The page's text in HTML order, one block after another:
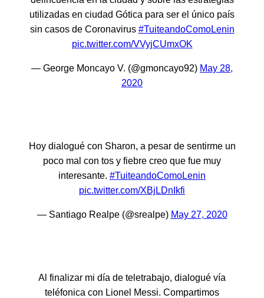
utilizadas en ciudad Gótica para ser el único país
sin casos de Coronavirus #TuiteandoComoLenin
pic.twitter.com/VVyjCUmxOK
— George Moncayo V. (@gmoncayo92) May 28,
2020
Hoy dialogué con Sharon, a pesar de sentirme un
poco mal con tos y fiebre creo que fue muy
interesante. #TuiteandoComoLenin
pic.twitter.com/XBjLDnIkfi
— Santiago Realpe (@srealpe) May 27, 2020
Al finalizar mi día de teletrabajo, dialogué vía
teléfonica con Lionel Messi. Compartimos